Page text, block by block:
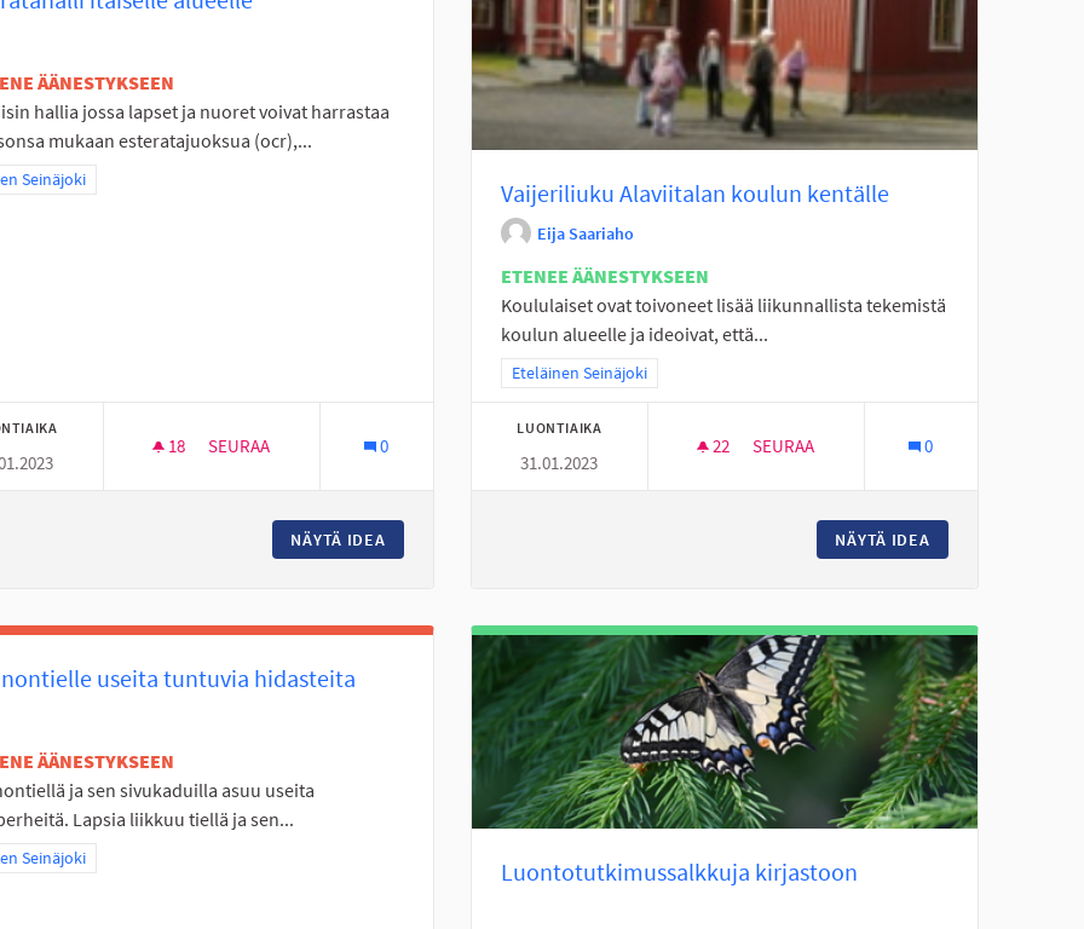
ÄÄNESTYKSEEN
hallia jossa lapset ja nuoret voivat harrastaa
mukaan esteratajuoksua (ocr),...
tulokset teeman mukaan: Itäinen Seinäjoki
Seinäjoki
18 18 SEURAAJAA
SEURAA 0
NÄYTÄ IDEA
Vaijeriliuku Alaviitalan koulun kentälle
Eija Saariaho
ETENEE ÄÄNESTYKSEEN
Koululaiset ovat toivoneet lisää liikunnallista tekemistä
koulun alueelle ja ideoivat, että...
Rajaa tulokset teeman mukaan: Eteläinen Seinäjoki
Eteläinen Seinäjoki
LUONTIAIKA
31.01.2023
22 22 SEURAAJAA
SEURAA 0
NÄYTÄ IDEA
useita tuntuvia hidasteita
ÄÄNESTYKSEEN
ja sen sivukaduilla asuu useita
Lapsia liikkuu tiellä ja sen...
tulokset teeman mukaan: Itäinen Seinäjoki
Seinäjoki Luontotutkimussalkkuja kirjastoon